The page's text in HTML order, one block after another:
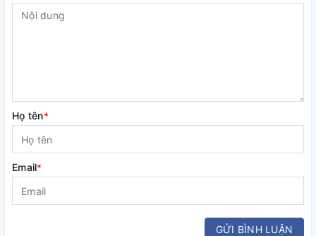
Họ tên*
Email*
GỬI BÌNH LUẬN